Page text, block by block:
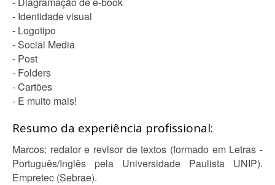
- Identidade visual
- Logotipo
- Social Media
- Post
- Folders
- Cartões
- E muito mais!
Resumo da experiência profissional:
Marcos: redator e revisor de textos (formado em Letras -
Português/Inglês pela Universidade Paulista UNIP).
Empretec (Sebrae).